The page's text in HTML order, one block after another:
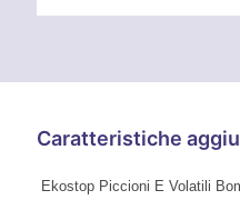
Caratteristiche
Ekostop Piccioni E Volatili